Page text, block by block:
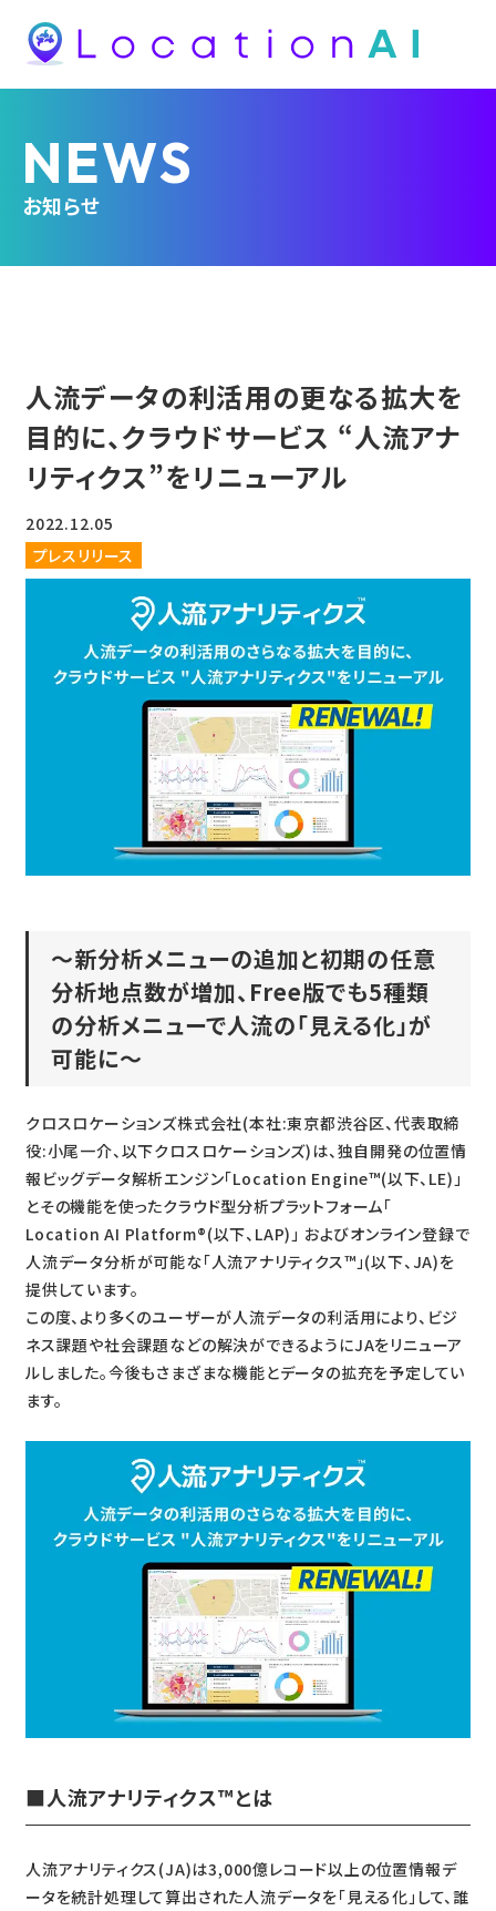
NEWS
お知らせ
人流データの利活用の更なる拡大を
目的に、クラウドサービス “人流アナ
リティクス”をリニューアル
2022.12.05
プレスリリース
〜新分析メニューの追加と初期の任意
分析地点数が増加、Free版でも5種類
の分析メニューで人流の「見える化」が
可能に〜
クロスロケーションズ株式会社(本社:東京都渋谷区、代表取締
役:小尾一介、以下クロスロケーションズ)は、独自開発の位置情
報ビッグデータ解析エンジン「Location Engine™(以下、LE)」
とその機能を使ったクラウド型分析プラットフォーム「
Location AI Platform®(以下、LAP)」 およびオンライン登録で
人流データ分析が可能な「人流アナリティクス™」(以下、JA)を
提供しています。
この度、より多くのユーザーが人流データの利活用により、ビジ
ネス課題や社会課題などの解決ができるようにJAをリニューア
ルしました。今後もさまざまな機能とデータの拡充を予定してい
ます。
■人流アナリティクス™とは
人流アナリティクス(JA)は3,000億レコード以上の位置情報デ
ータを統計処理して算出された人流データを「見える化」して、誰